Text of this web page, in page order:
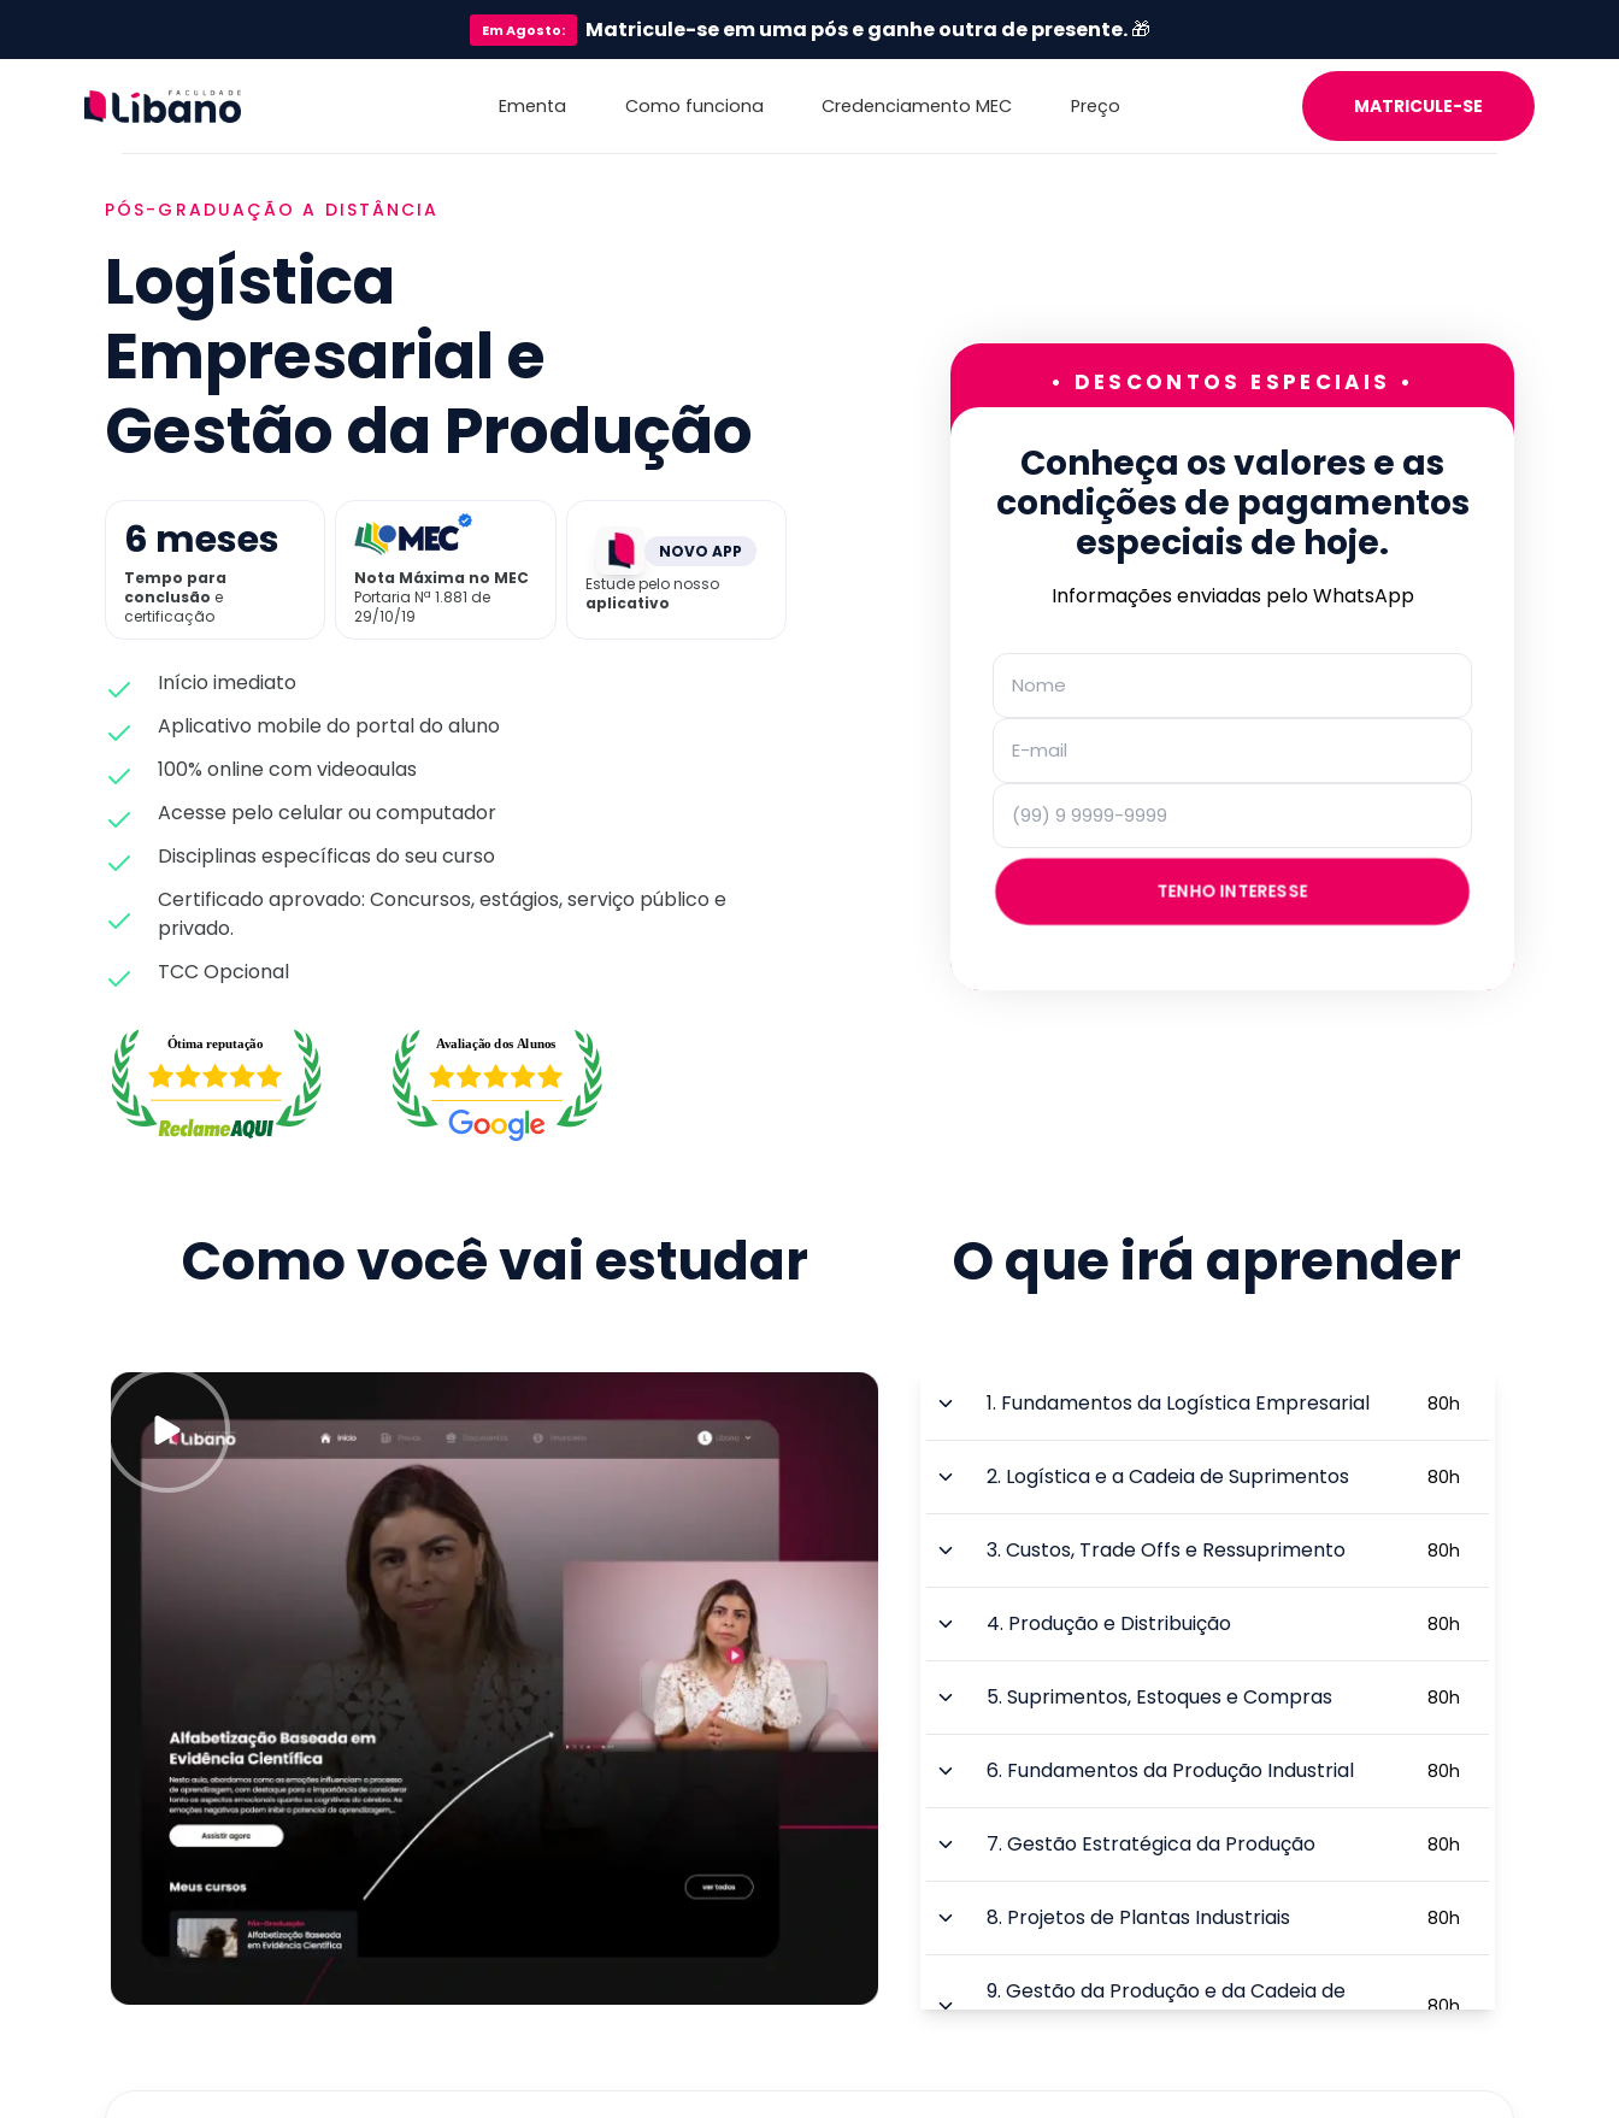
EmAgosto: Matricule-se em uma pós e ganhe outra de presente.🎁
Ementa Como funciona Credenciamento MEC Preço MATRICULE-SE
PÓS-GRADUAÇÃO A DISTÂNCIA
Logística
Empresarial e
Gestão da Produção
6 meses
Tempo para
conclusão e
certificação
Nota Máxima no MEC
Portaria Nª 1.881 de
29/10/19
NOVO APP
Estude pelo nosso
aplicativo
Início imediato
Aplicativo mobile do portal do aluno
100% online com videoaulas
Acesse pelo celular ou computador
Disciplinas específicas do seu curso
Certificado aprovado: Concursos, estágios, serviço público e
privado.
TCC Opcional
• DESCONTOS ESPECIAIS •
Conheça os valores e as
condições de pagamentos
especiais de hoje.
Informações enviadas pelo WhatsApp
TENHO INTERESSE
Como você vai estudar O que irá aprender
1. Fundamentos da Logística Empresarial 80h
2. Logística e a Cadeia de Suprimentos 80h
3.Custos, Trade Offs e Ressuprimento 80h
4. Produção e Distribuição 80h
5.Suprimentos, Estoques e Compras 80h
6. Fundamentos da Produção Industrial 80h
7.Gestão Estratégica da Produção 80h
8. Projetos de Plantas Industriais 80h
9.Gestão da Produção e da Cadeia de
Suprimentos
80h